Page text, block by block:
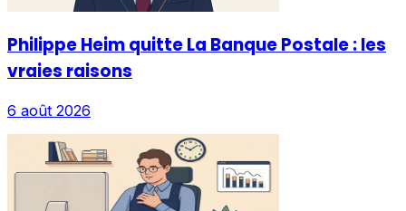
Philippe Heim quitte La Banque Postale : les
vraies raisons
6 août 2026